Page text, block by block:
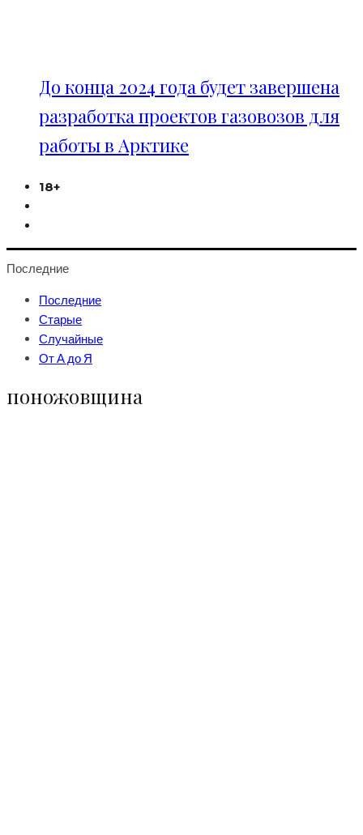
До конца 2024 года будет завершена
разработка проектов газовозов для
работы в Арктике
18+
Последние
Последние
Старые
Случайные
От А до Я
поножовщина